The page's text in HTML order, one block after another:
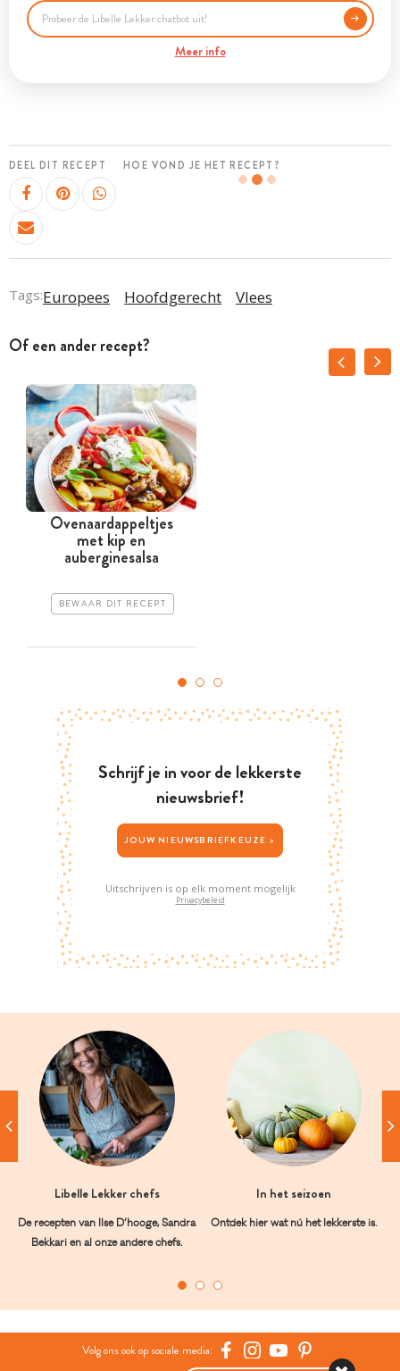
Meer info
DEEL DIT RECEPT HOE VOND JE HET RECEPT?
Tags:Europees Hoofdgerecht Vlees
Of een ander recept?
Ovenaardappeltjes
met kip en
auberginesalsa
BEWAAR DIT RECEPT
Schrijf je in voor de lekkerste
nieuwsbrief!
JOUW NIEUWSBRIEFKEUZE >
Uitschrijven is op elk moment mogelijk
Privacybeleid
Libelle Lekker chefs
De recepten van Ilse D’hooge, Sandra
Bekkari en al onze andere chefs.
In het seizoen
Ontdek hier wat nú het lekkerste is.
Volg ons ook op sociale media: